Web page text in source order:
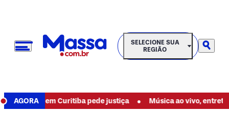
SELECIONE SUA REGIÃO
SELECIONE SUA
REGIÃO
AGORA
a morte em Curitiba pede justiça • Música ao vivo,